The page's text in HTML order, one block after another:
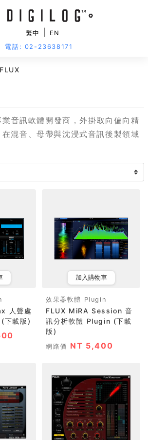
繁中
EN
電話: 02-23638171
音訊軟體開發商，外掛取向偏向精
混音、母帶與沈浸式音訊後製領域
人聲處
下載版)
加入購物車
效果器軟體 Plugin
FLUX MiRA Session 音
訊分析軟體 Plugin (下載
版)
網路價 NT 5,400